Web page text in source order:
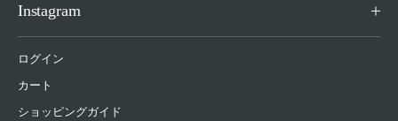
Instagram
ログイン
カート
ショッピングガイド